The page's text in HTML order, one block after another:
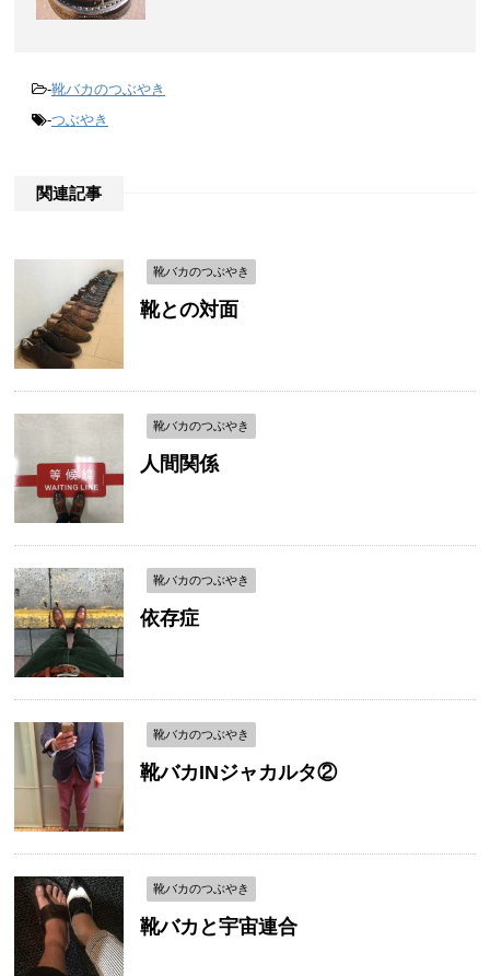
-靴バカのつぶやき
-つぶやき
関連記事
靴バカのつぶやき
靴との対面
靴バカのつぶやき
人間関係
靴バカのつぶやき
依存症
靴バカのつぶやき
靴バカINジャカルタ②
靴バカのつぶやき
靴バカと宇宙連合